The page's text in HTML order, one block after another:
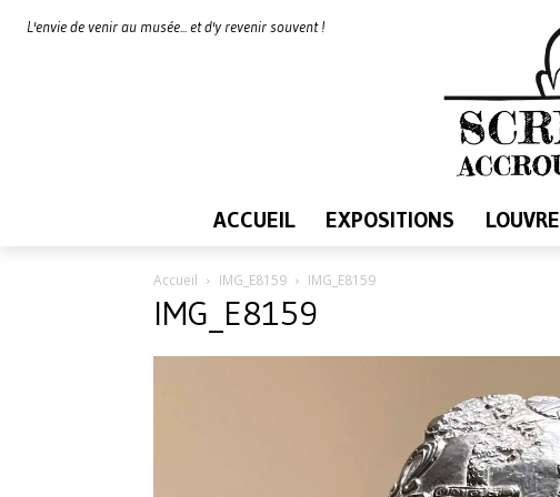
L'envie de venir au musée... et d'y revenir souvent !
ACCUEIL EXPOSITIONS LOUVRE
Accueil IMG_E8159 IMG_E8159
IMG_E8159